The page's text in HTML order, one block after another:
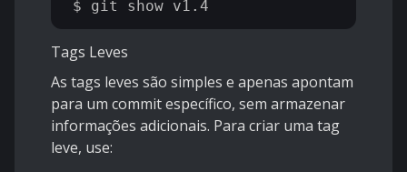
Tags Leves
As tags leves são simples e apenas apontam
para um commit específico, sem armazenar
informações adicionais. Para criar uma tag
leve, use: